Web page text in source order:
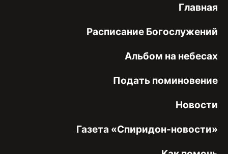
Главная
Расписание Богослужений
Альбом на небесах
Подать поминовение
Новости
Газета «Спиридон-новости»